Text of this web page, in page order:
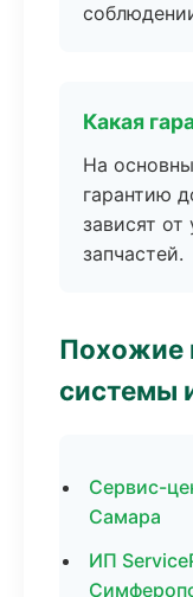
Какая
На
гарантию
зависят от
запчастей.
Похожие
системы
Сервис-
Самара
ИП